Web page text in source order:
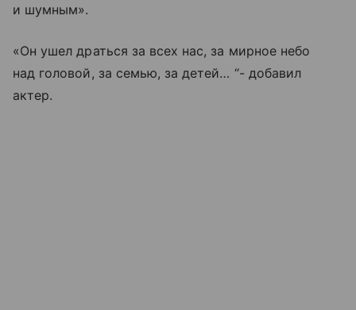
и шумным».
«Он ушел драться за всех нас, за мирное небо
над головой, за семью, за детей… “- добавил
актер.